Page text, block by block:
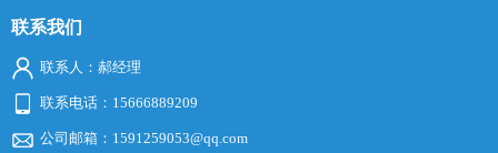
联系我们
联系人：郝经理
联系电话：15666889209
公司邮箱：1591259053@qq.com